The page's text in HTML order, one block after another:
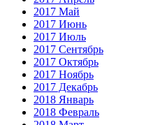
2017 Май
2017 Июнь
2017 Июль
2017 Сентябрь
2017 Октябрь
2017 Ноябрь
2017 Декабрь
2018 Январь
2018 Февраль